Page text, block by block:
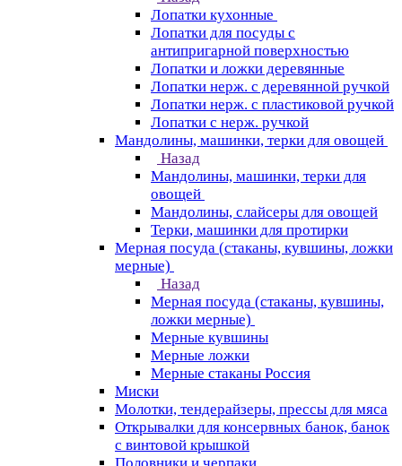
Лопатки кухонные
Лопатки для посуды с
антипригарной поверхностью
Лопатки и ложки деревянные
Лопатки нерж. с деревянной ручкой
Лопатки нерж. с пластиковой ручкой
Лопатки с нерж. ручкой
Мандолины, машинки, терки для овощей
Назад
Мандолины, машинки, терки для
овощей
Мандолины, слайсеры для овощей
Терки, машинки для протирки
Мерная посуда (стаканы, кувшины, ложки
мерные)
Назад
Мерная посуда (стаканы, кувшины,
ложки мерные)
Мерные кувшины
Мерные ложки
Мерные стаканы Россия
Миски
Молотки, тендерайзеры, прессы для мяса
Открывалки для консервных банок, банок
с винтовой крышкой